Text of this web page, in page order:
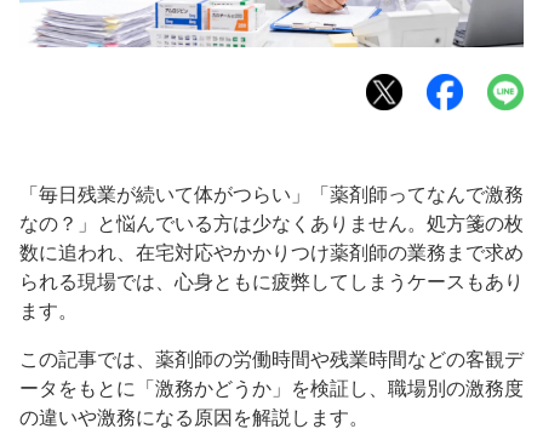
「毎日残業が続いて体がつらい」「薬剤師ってなんで激務
なの？」と悩んでいる方は少なくありません。処方箋の枚
数に追われ、在宅対応やかかりつけ薬剤師の業務まで求め
られる現場では、心身ともに疲弊してしまうケースもあり
ます。
この記事では、薬剤師の労働時間や残業時間などの客観デ
ータをもとに「激務かどうか」を検証し、職場別の激務度
の違いや激務になる原因を解説します。